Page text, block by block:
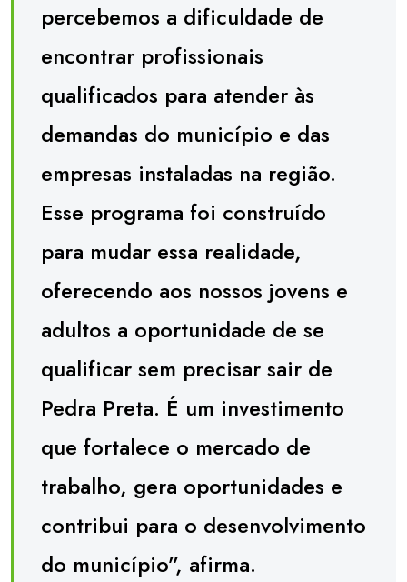
percebemos a dificuldade de
encontrar profissionais
qualificados para atender às
demandas do município e das
empresas instaladas na região.
Esse programa foi construído
para mudar essa realidade,
oferecendo aos nossos jovens e
adultos a oportunidade de se
qualificar sem precisar sair de
Pedra Preta. É um investimento
que fortalece o mercado de
trabalho, gera oportunidades e
contribui para o desenvolvimento
do município”, afirma.